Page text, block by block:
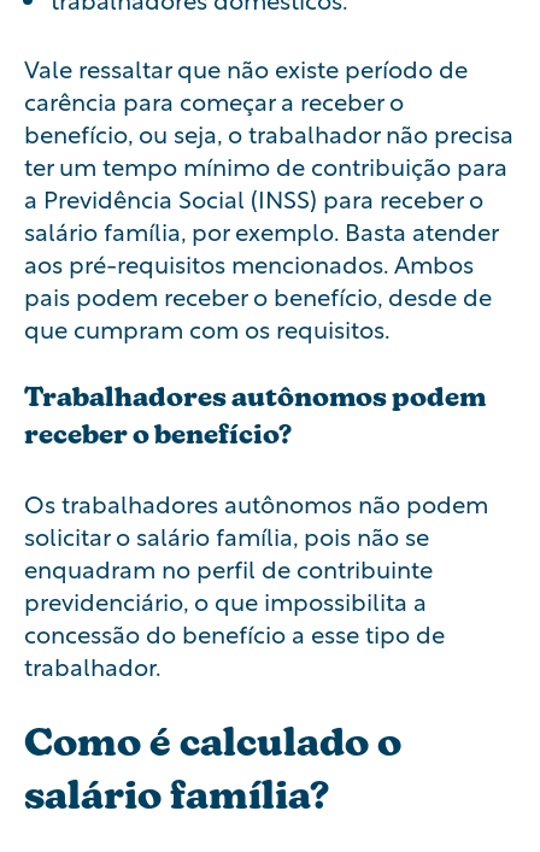
Vale ressaltar que não existe período de
carência para começar a receber o
benefício, ou seja, o trabalhador não precisa
ter um tempo mínimo de contribuição para
a Previdência Social (INSS) para receber o
salário família, por exemplo. Basta atender
aos pré-requisitos mencionados. Ambos
pais podem receber o benefício, desde de
que cumpram com os requisitos.
Trabalhadores autônomos podem
receber o benefício?
Os trabalhadores autônomos não podem
solicitar o salário família, pois não se
enquadram no perfil de contribuinte
previdenciário, o que impossibilita a
concessão do benefício a esse tipo de
trabalhador.
Como é calculado o
salário família?